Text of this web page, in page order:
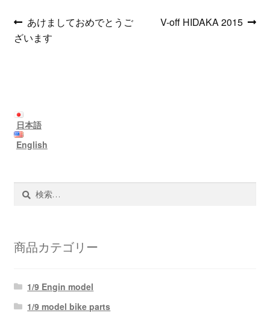
投
稿
ゲ
ー
ョ
ン
前
の
あけましておめでとうご
ざいます
次
V-off HIDAKA 2015
日本語
English
索:
商品カテゴリー
1/9 Engin model
1/9 model bike parts